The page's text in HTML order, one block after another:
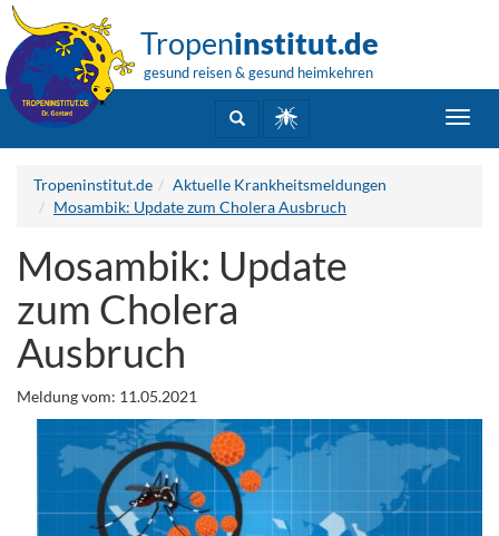
Tropeninstitut.de
gesund reisen & gesund heimkehren
Tropeninstitut.de
Aktuelle Krankheitsmeldungen
Mosambik: Update zum Cholera Ausbruch
Mosambik: Update
zum Cholera
Ausbruch
Meldung vom: 11.05.2021